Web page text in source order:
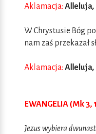
Aklamacja: Alleluja,
W Chrystusie Bóg
nam zaś przekazał
Aklamacja: Alleluja,
EWANGELIA (Mk 3,
Jezus wybiera